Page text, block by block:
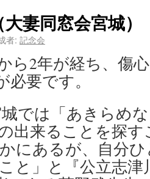
妻同窓会宮城）
者: 記念会
ら2年が経ち、傷
要です。
では「あきらめ
出来ることを探
にあるが、自分
と」と『公立志